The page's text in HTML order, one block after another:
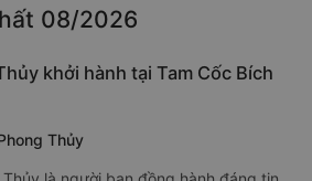
08/2026
khởi hành tại Tam Cốc Bích
Thủy